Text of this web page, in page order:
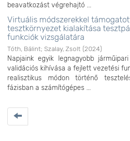
beavatkozást végrehajtó ...
Virtuális módszerekkel
tesztkörnyezet kialakítása
funkciók vizsgálatára
Tóth, Bálint; Szalay, Zsolt (2024)
Napjaink egyik legnagyobb
validációs kihívása a fejlett vezetési
realisztikus módon történő
fázisban a számítógépes ...